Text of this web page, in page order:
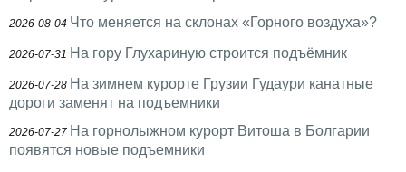
2026-08-04 Что меняется на склонах «Горного воздуха»?
2026-07-31 На гору Глухариную строится подъёмник
2026-07-28 На зимнем курорте Грузии Гудаури канатные
дороги заменят на подъемники
2026-07-27 На горнолыжном курорт Витоша в Болгарии
появятся новые подъемники